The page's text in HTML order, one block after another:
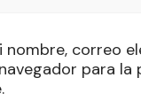
nombre, correo
para la